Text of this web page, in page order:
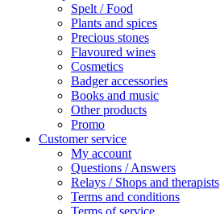
Spelt / Food
Plants and spices
Precious stones
Flavoured wines
Cosmetics
Badger accessories
Books and music
Other products
Promo
Customer service
My account
Questions / Answers
Relays / Shops and therapists
Terms and conditions
Terms of service